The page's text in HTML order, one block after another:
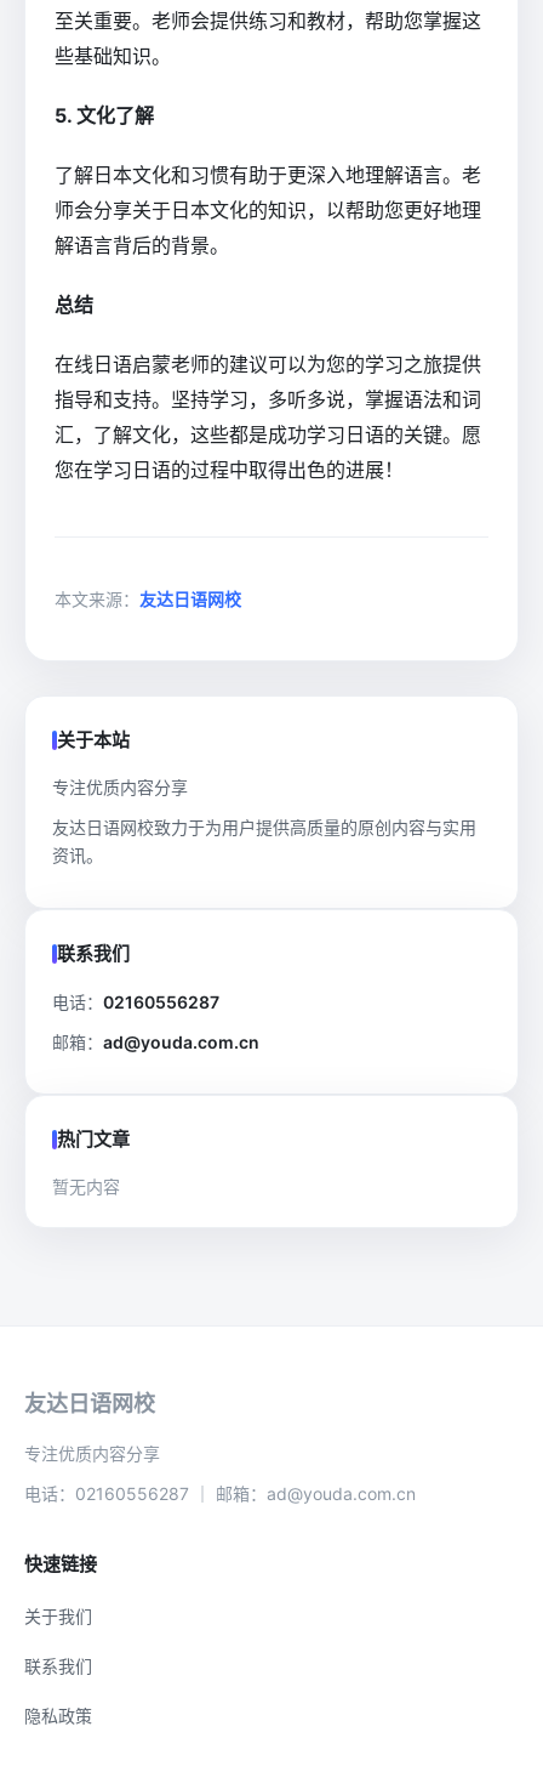
至关重要。老师会提供练习和教材，帮助您掌握这
些基础知识。
5. 文化了解
了解日本文化和习惯有助于更深入地理解语言。老
师会分享关于日本文化的知识，以帮助您更好地理
解语言背后的背景。
总结
在线日语启蒙老师的建议可以为您的学习之旅提供
指导和支持。坚持学习，多听多说，掌握语法和词
汇，了解文化，这些都是成功学习日语的关键。愿
您在学习日语的过程中取得出色的进展！
本文来源： 友达日语网校
关于本站
专注优质内容分享
友达日语网校致力于为用户提供高质量的原创内容与实用
资讯。
联系我们
电话： 02160556287
邮箱： ad@youda.com.cn
热门文章
暂无内容
友达日语网校
专注优质内容分享
电话：02160556287 ｜ 邮箱：ad@youda.com.cn
快速链接
关于我们
联系我们
隐私政策